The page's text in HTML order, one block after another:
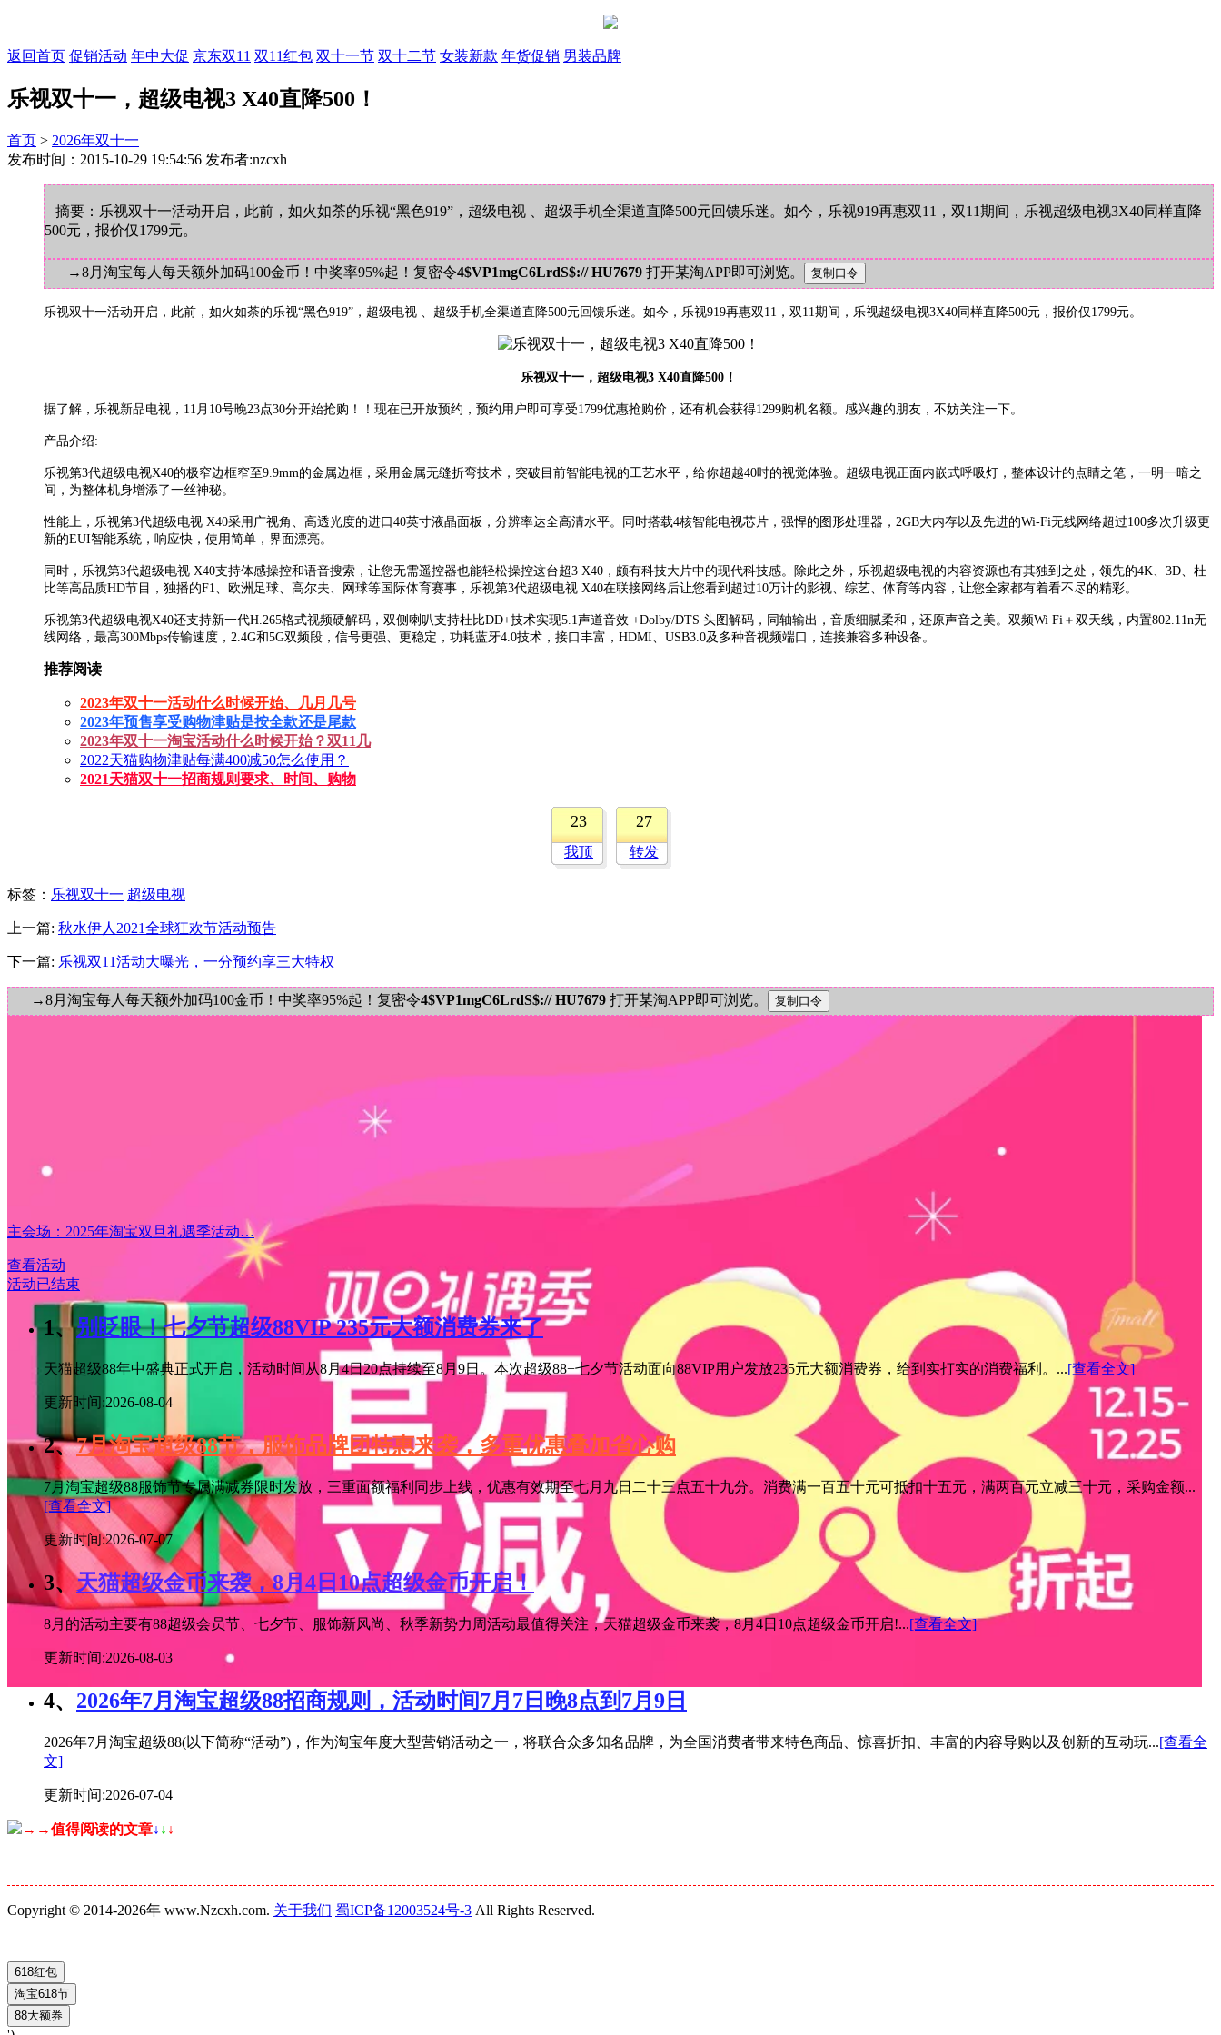
返回首页 促销活动 年中大促 京东双11 双11红包 双十一节 双十二节 女装新款 年货促销 男装品牌
乐视双十一，超级电视3 X40直降500！
首页 > 2026年双十一
发布时间：2015-10-29 19:54:56 发布者:nzcxh
摘要：乐视双十一活动开启，此前，如火如荼的乐视“黑色919”，超级电视 、超级手机全渠道直降500元回馈乐迷。如今，乐视919再惠双11，双11期间，乐视超级电视3X40同样直降
500元，报价仅1799元。
→8月淘宝每人每天额外加码100金币！中奖率95%起！复密令4$VP1mgC6LrdS$:// HU7679 打开某淘APP即可浏览。
乐视双十一活动开启，此前，如火如荼的乐视“黑色919”，超级电视 、超级手机全渠道直降500元回馈乐迷。如今，乐视919再惠双11，双11期间，乐视超级电视3X40同样直降500元，报价仅1799元。
乐视双十一，超级电视3 X40直降500！
据了解，乐视新品电视，11月10号晚23点30分开始抢购！！现在已开放预约，预约用户即可享受1799优惠抢购价，还有机会获得1299购机名额。感兴趣的朋友，不妨关注一下。
产品介绍:
乐视第3代超级电视X40的极窄边框窄至9.9mm的金属边框，采用金属无缝折弯技术，突破目前智能电视的工艺水平，给你超越40吋的视觉体验。超级电视正面内嵌式呼吸灯，整体设计的点睛之笔，一明一暗之
间，为整体机身增添了一丝神秘。
性能上，乐视第3代超级电视 X40采用广视角、高透光度的进口40英寸液晶面板，分辨率达全高清水平。同时搭载4核智能电视芯片，强悍的图形处理器，2GB大内存以及先进的Wi-Fi无线网络超过100多次升级更
新的EUI智能系统，响应快，使用简单，界面漂亮。
同时，乐视第3代超级电视 X40支持体感操控和语音搜索，让您无需遥控器也能轻松操控这台超3 X40，颇有科技大片中的现代科技感。除此之外，乐视超级电视的内容资源也有其独到之处，领先的4K、3D、杜
比等高品质HD节目，独播的F1、欧洲足球、高尔夫、网球等国际体育赛事，乐视第3代超级电视 X40在联接网络后让您看到超过10万计的影视、综艺、体育等内容，让您全家都有着看不尽的精彩。
乐视第3代超级电视X40还支持新一代H.265格式视频硬解码，双侧喇叭支持杜比DD+技术实现5.1声道音效 +Dolby/DTS 头图解码，同轴输出，音质细腻柔和，还原声音之美。双频Wi Fi＋双天线，内置802.11n无
线网络，最高300Mbps传输速度，2.4G和5G双频段，信号更强、更稳定，功耗蓝牙4.0技术，接口丰富，HDMI、USB3.0及多种音视频端口，连接兼容多种设备。
推荐阅读
2023年双十一活动什么时候开始、几月几号
2023年预售享受购物津贴是按全款还是尾款
2023年双十一淘宝活动什么时候开始？双11几
2022天猫购物津贴每满400减50怎么使用？
2021天猫双十一招商规则要求、时间、购物
23
我顶
27
转发
标签 ： 乐视双十一 超级电视
上一篇: 秋水伊人2021全球狂欢节活动预告
下一篇: 乐视双11活动大曝光，一分预约享三大特权
→8月淘宝每人每天额外加码100金币！中奖率95%起！复密令4$VP1mgC6LrdS$:// HU7679 打开某淘APP即可浏览。
主会场：2025年淘宝双旦礼遇季活动…
查看活动
活动已结束
1、别眨眼！七夕节超级88VIP 235元大额消费券来了
天猫超级88年中盛典正式开启，活动时间从8月4日20点持续至8月9日。本次超级88+七夕节活动面向88VIP用户发放235元大额消费券，给到实打实的消费福利。...[查看全文]
更新时间:2026-08-04
2、7月淘宝超级88节，服饰品牌团特惠来袭，多重优惠叠加省心购
7月淘宝超级88服饰节专属满减券限时发放，三重面额福利同步上线，优惠有效期至七月九日二十三点五十九分。消费满一百五十元可抵扣十五元，满两百元立减三十元，采购金额...
[查看全文]
更新时间:2026-07-07
3、天猫超级金币来袭，8月4日10点超级金币开启！
8月的活动主要有88超级会员节、七夕节、服饰新风尚、秋季新势力周活动最值得关注，天猫超级金币来袭，8月4日10点超级金币开启!...[查看全文]
更新时间:2026-08-03
4、 2026年7月淘宝超级88招商规则，活动时间7月7日晚8点到7月9日
2026年7月淘宝超级88(以下简称“活动”)，作为淘宝年度大型营销活动之一，将联合众多知名品牌，为全国消费者带来特色商品、惊喜折扣、丰富的内容导购以及创新的互动玩...[查看全
文]
更新时间:2026-07-04
→→值得阅读的文章↓ ↓ ↓
Copyright © 2014-2026年 www.Nzcxh.com. 关于我们 蜀ICP备12003524号-3 All Rights Reserved.